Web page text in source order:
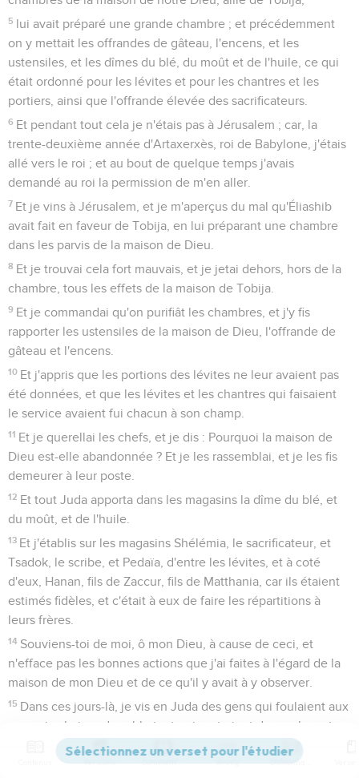
5 lui avait préparé une grande chambre ; et précédemment
on y mettait les offrandes de gâteau, l'encens, et les
ustensiles, et les dîmes du blé, du moût et de l'huile, ce qui
était ordonné pour les lévites et pour les chantres et les
portiers, ainsi que l'offrande élevée des sacrificateurs.
6 Et pendant tout cela je n'étais pas à Jérusalem ; car, la
trente-deuxième année d'Artaxerxès, roi de Babylone, j'étais
allé vers le roi ; et au bout de quelque temps j'avais
demandé au roi la permission de m'en aller.
7 Et je vins à Jérusalem, et je m'aperçus du mal qu'Éliashib
avait fait en faveur de Tobija, en lui préparant une chambre
dans les parvis de la maison de Dieu.
8 Et je trouvai cela fort mauvais, et je jetai dehors, hors de la
chambre, tous les effets de la maison de Tobija.
9 Et je commandai qu'on purifiât les chambres, et j'y fis
rapporter les ustensiles de la maison de Dieu, l'offrande de
gâteau et l'encens.
10 Et j'appris que les portions des lévites ne leur avaient pas
été données, et que les lévites et les chantres qui faisaient
le service avaient fui chacun à son champ.
11 Et je querellai les chefs, et je dis : Pourquoi la maison de
Dieu est-elle abandonnée ? Et je les rassemblai, et je les fis
demeurer à leur poste.
12 Et tout Juda apporta dans les magasins la dîme du blé, et
du moût, et de l'huile.
13 Et j'établis sur les magasins Shélémia, le sacrificateur, et
Tsadok, le scribe, et Pedaïa, d'entre les lévites, et à coté
d'eux, Hanan, fils de Zaccur, fils de Matthania, car ils étaient
estimés fidèles, et c'était à eux de faire les répartitions à
leurs frères.
14 Souviens-toi de moi, ô mon Dieu, à cause de ceci, et
n'efface pas les bonnes actions que j'ai faites à l'égard de la
maison de mon Dieu et de ce qu'il y avait à y observer.
15 Dans ces jours-là, je vis en Juda des gens qui foulaient aux
pressoirs, le jour du sabbat, et qui rentraient des gerbes et
les chargeaient sur des ânes, et aussi du vin, des raisins et
des figues, et toutes sortes de fardeaux, et qui les amenaient
Versions Commentaires Strong